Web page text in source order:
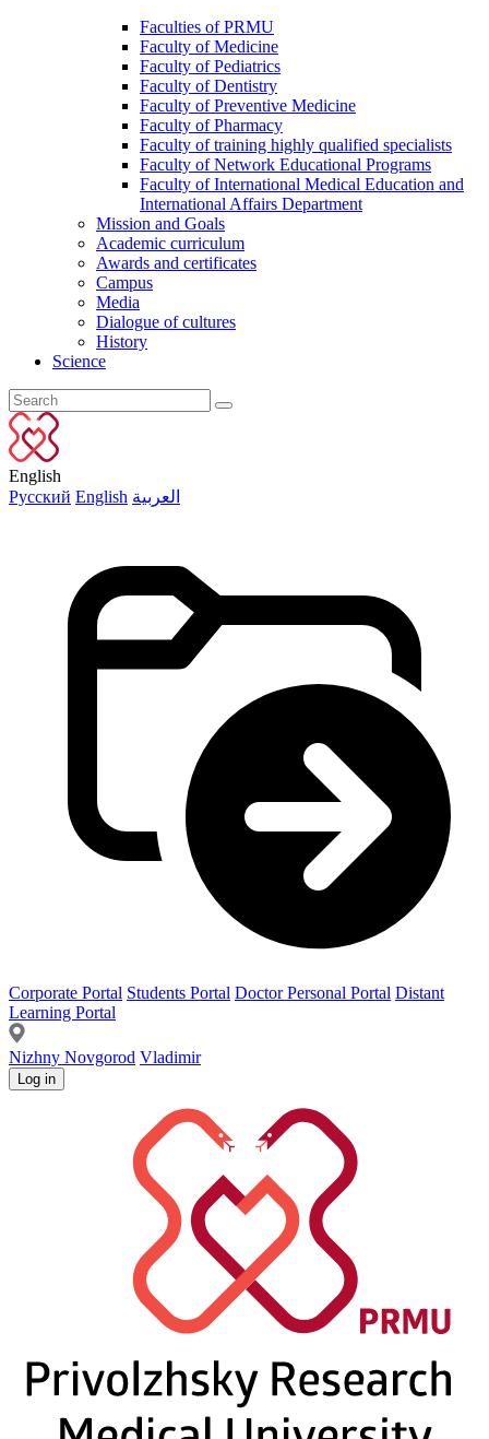
Faculties of PRMU
Faculty of Medicine
Faculty of Pediatrics
Faculty of Dentistry
Faculty of Preventive Medicine
Faculty of Pharmacy
Faculty of training highly qualified specialists
Faculty of Network Educational Programs
Faculty of International Medical Education and
International Affairs Department
Mission and Goals
Academic curriculum
Awards and certificates
Campus
Media
Dialogue of cultures
History
Science
English
Русский English العربية
Corporate Portal Students Portal Doctor Personal Portal Distant
Learning Portal
Nizhny Novgorod Vladimir
Log in